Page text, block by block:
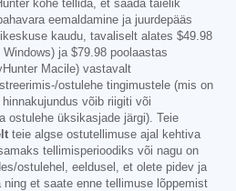
kohe tellida, et saada täielik
eemaldamine ja juurdepääs
kaudu, tavaliselt alates $49.98
Windows) ja $79.98 poolaastas
Macile) vastavalt
ostulehe tingimustele (mis on
võib riigiti või
ostulehe üksikasjade järgi). Teie
teie algse ostutellimuse ajal kehtiva
tellimisperioodiks või nagu on
ostulehel, eeldusel, et olete pidev ja
et saate enne tellimuse lõppemist